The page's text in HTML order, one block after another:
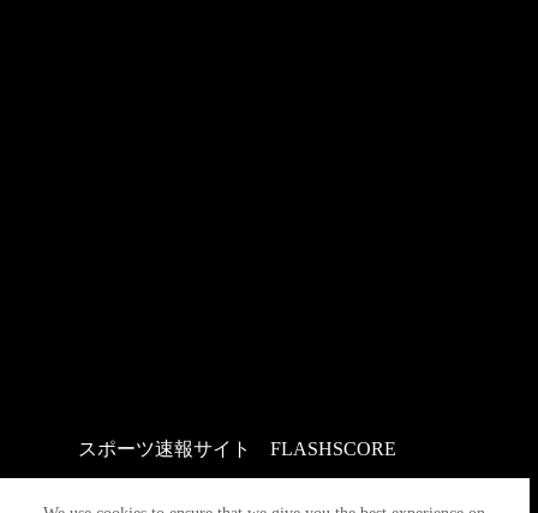
スポーツ速報サイト FLASHSCORE